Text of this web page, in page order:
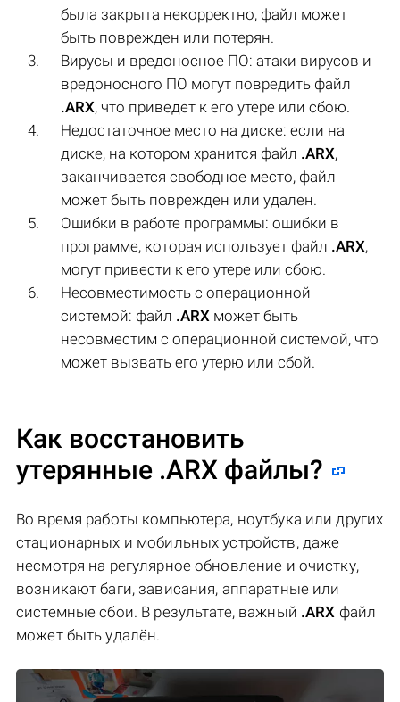
была закрыта некорректно, файл может
быть поврежден или потерян.
Вирусы и вредоносное ПО: атаки вирусов и
вредоносного ПО могут повредить файл
.ARX, что приведет к его утере или сбою.
Недостаточное место на диске: если на
диске, на котором хранится файл .ARX,
заканчивается свободное место, файл
может быть поврежден или удален.
Ошибки в работе программы: ошибки в
программе, которая использует файл .ARX,
могут привести к его утере или сбою.
Несовместимость с операционной
системой: файл .ARX может быть
несовместим с операционной системой, что
может вызвать его утерю или сбой.
Как восстановить
утерянные .ARX файлы?
Во время работы компьютера, ноутбука или других
стационарных и мобильных устройств, даже
несмотря на регулярное обновление и очистку,
возникают баги, зависания, аппаратные или
системные сбои. В результате, важный .ARX файл
может быть удалён.